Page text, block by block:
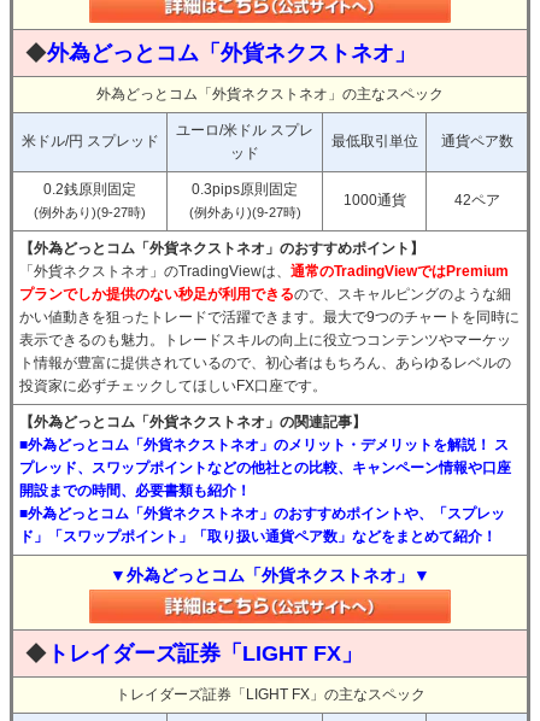
◆外為どっとコム「外貨ネクストネオ」
外為どっとコム「外貨ネクストネオ」の主なスペック
米ドル/円 スプレッド
ユーロ/米ドル スプレ
ッド
最低取引単位 通貨ペア数
0.2銭原則固定
(例外あり)(9-27時)
0.3pips原則固定
(例外あり)(9-27時)
1000通貨 42ペア
【外為どっとコム「外貨ネクストネオ」のおすすめポイント】
「外貨ネクストネオ」のTradingViewは、 通常のTradingViewではPremium
プランでしか提供のない秒足が利用できるので、スキャルピングのような細
かい値動きを狙ったトレードで活躍できます。最大で9つのチャートを同時に
表示できるのも魅力。トレードスキルの向上に役立つコンテンツやマーケッ
ト情報が豊富に提供されているので、初心者はもちろん、あらゆるレベルの
投資家に必ずチェックしてほしいFX口座です。
【外為どっとコム「外貨ネクストネオ」の関連記事】
■外為どっとコム「外貨ネクストネオ」のメリット・デメリットを解説！ ス
プレッド、スワップポイントなどの他社との比較、キャンペーン情報や口座
開設までの時間、必要書類も紹介！
■外為どっとコム「外貨ネクストネオ」のおすすめポイントや、「スプレッ
ド」「スワップポイント」「取り扱い通貨ペア数」などをまとめて紹介！
▼外為どっとコム「外貨ネクストネオ」▼
◆ トレイダーズ証券「LIGHT FX」
トレイダーズ証券「LIGHT FX」の主なスペック